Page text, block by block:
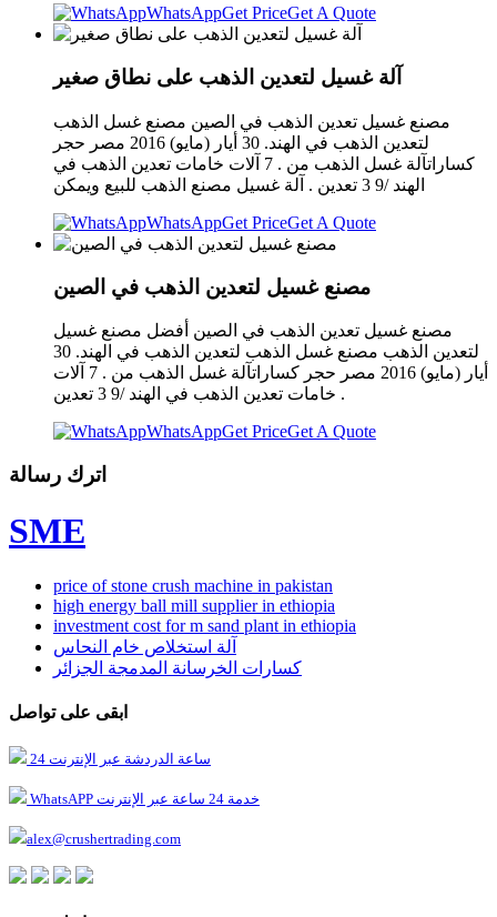
WhatsAppGet PriceGet A Quote
آلة غسيل لتعدين الذهب على نطاق صغير
مصنع غسيل تعدين الذهب في الصين مصنع غسل الذهب
لتعدين الذهب في الهند. 30 أيار (مايو) 2016 مصر حجر
كساراتآلة غسل الذهب من . 7 آلات خامات تعدين الذهب في
الهند /9 3 تعدين . آلة غسيل مصنع الذهب للبيع ويمكن
WhatsAppGet PriceGet A Quote
مصنع غسيل لتعدين الذهب في الصين
مصنع غسيل تعدين الذهب في الصين أفضل مصنع غسيل
لتعدين الذهب مصنع غسل الذهب لتعدين الذهب في الهند. 30
أيار (مايو) 2016 مصر حجر كساراتآلة غسل الذهب من . 7 آلات
خامات تعدين الذهب في الهند /9 3 تعدين .
WhatsAppGet PriceGet A Quote
اترك رسالة
SME
price of stone crush machine in pakistan
high energy ball mill supplier in ethiopia
investment cost for m sand plant in ethiopia
آلة استخلاص خام النحاس
كسارات الخرسانة المدمجة الجزائر
ابقى على تواصل
24 ساعة الدردشة عبر الإنترنت
WhatsAPP خدمة 24 ساعة عبر الإنترنت
alex@crushertrading.com